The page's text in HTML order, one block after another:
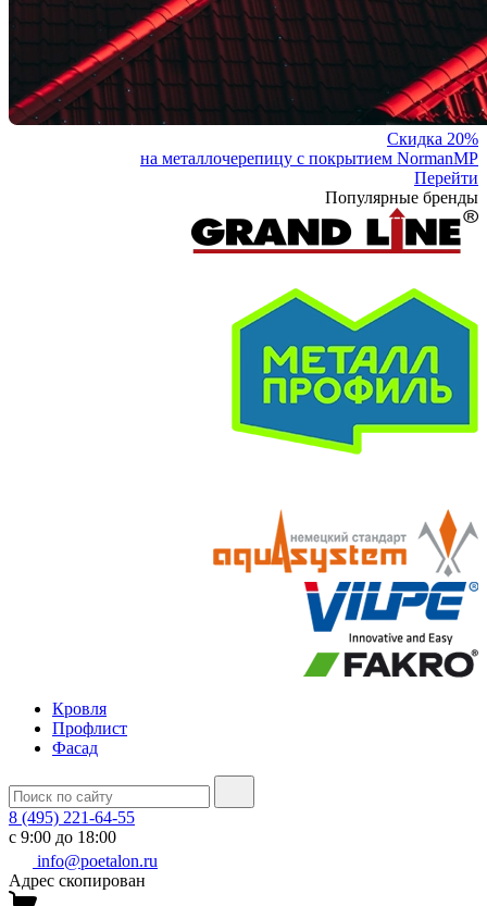
Скидка 20%
на металлочерепицу с покрытием NormanMP
Перейти
Популярные бренды
Кровля
Профлист
Фасад
8 (495) 221-64-55
с 9:00 до 18:00
info@poetalon.ru
Адрес скопирован